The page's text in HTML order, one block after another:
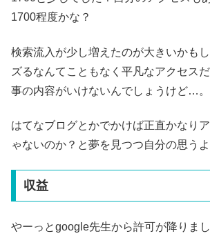
1700程度かな？
検索流入が少し増えたのが大きいかも
ズるなんてこともなく平凡なアクセス
事の内容がいけないんでしょうけど…。
はてなブログとかでかけば正直かなり
ゃないのか？と夢を見つつ自分の思う
収益
やーっとgoogle先生から許可が降りまし